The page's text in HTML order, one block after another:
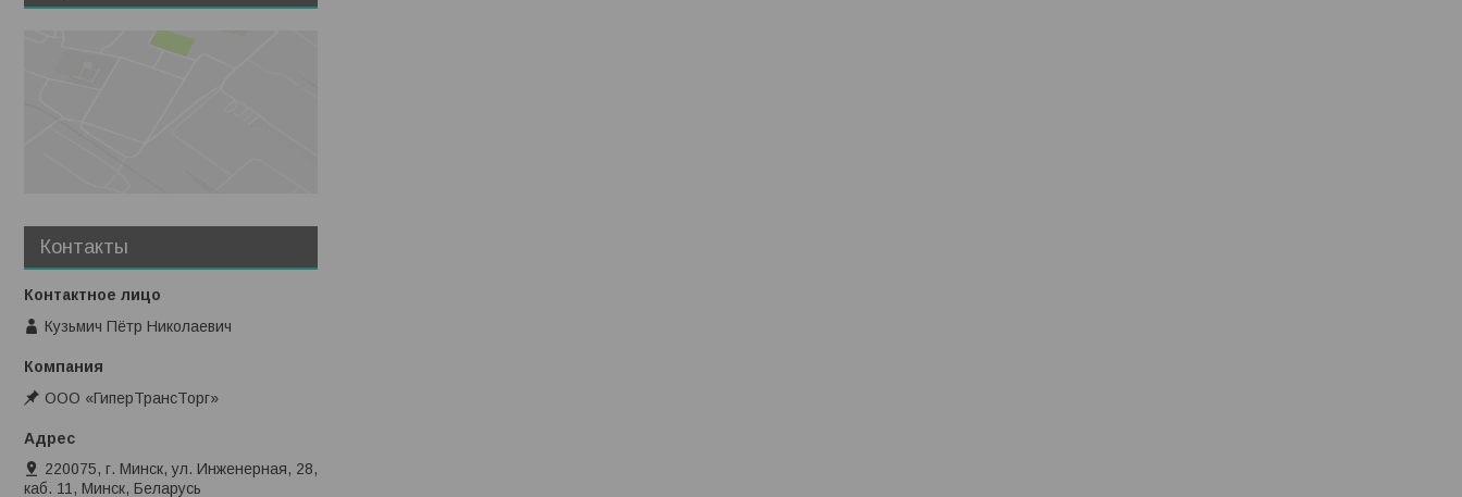
Контакты
Кузьмич Пётр Николаевич
ООО «ГиперТрансТорг»
220075, г. Минск, ул. Инженерная, 28,
каб. 11, Минск, Беларусь